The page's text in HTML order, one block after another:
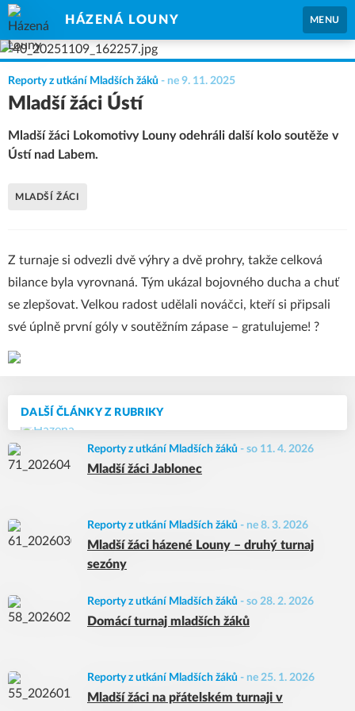
HÁZENÁ LOUNY MENU
DALŠÍ ČLÁNKY Z RUBRIKY
Reporty z utkání Mladších žáků - so 11. 4. 2026
Mladší žáci Jablonec
Reporty z utkání Mladších žáků - ne 8. 3. 2026
Mladší žáci házené Louny – druhý turnaj
sezóny
Reporty z utkání Mladších žáků - so 28. 2. 2026
Domácí turnaj mladších žáků
Reporty z utkání Mladších žáků - ne 25. 1. 2026
Mladší žáci na přátelském turnaji v
Reporty z utkání Mladších žáků - ne 9. 11. 2025
Mladší žáci Ústí
Mladší žáci Lokomotivy Louny odehráli další kolo soutěže v
Ústí nad Labem.
MLADŠÍ ŽÁCI
Z turnaje si odvezli dvě výhry a dvě prohry, takže celková
bilance byla vyrovnaná. Tým ukázal bojovného ducha a chuť
se zlepšovat. Velkou radost udělali nováčci, kteří si připsali
své úplně první góly v soutěžním zápase – gratulujeme! ?